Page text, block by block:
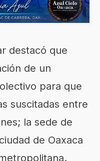
destacó que
de un
para que
suscitadas entre
la sede de
de Oaxaca